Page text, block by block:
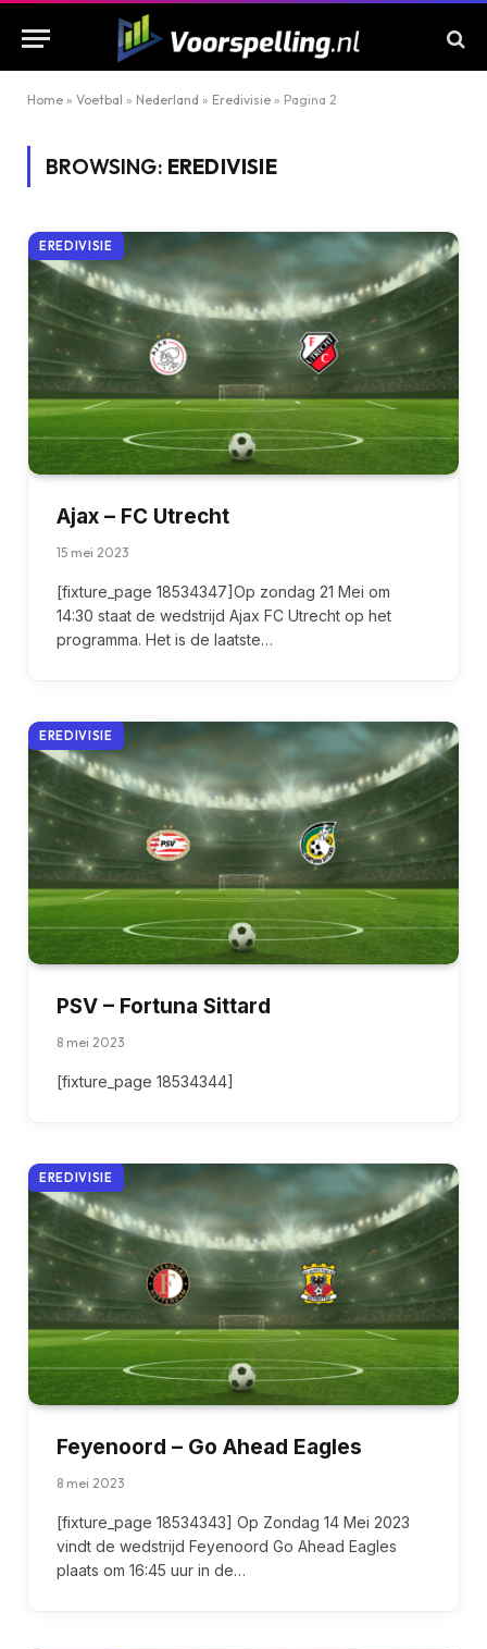
Home » Voetbal » Nederland » Eredivisie » Pagina 2
BROWSING: EREDIVISIE
EREDIVISIE
Ajax – FC Utrecht
15 mei 2023
[fixture_page 18534347]Op zondag 21 Mei om
14:30 staat de wedstrijd Ajax FC Utrecht op het
programma. Het is de laatste…
EREDIVISIE
PSV – Fortuna Sittard
8 mei 2023
[fixture_page 18534344]
EREDIVISIE
Feyenoord – Go Ahead Eagles
8 mei 2023
[fixture_page 18534343] Op Zondag 14 Mei 2023
vindt de wedstrijd Feyenoord Go Ahead Eagles
plaats om 16:45 uur in de…